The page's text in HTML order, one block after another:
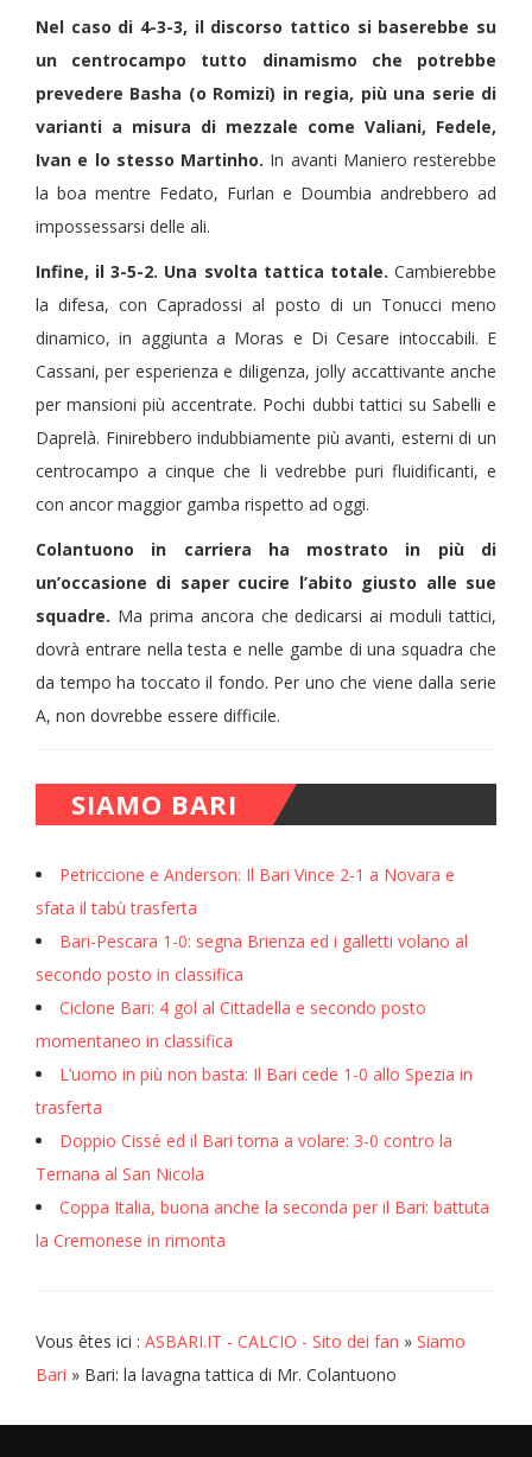
Nel caso di 4-3-3, il discorso tattico si baserebbe su
un centrocampo tutto dinamismo che potrebbe
prevedere Basha (o Romizi) in regia, più una serie di
varianti a misura di mezzale come Valiani, Fedele,
Ivan e lo stesso Martinho. In avanti Maniero resterebbe
la boa mentre Fedato, Furlan e Doumbia andrebbero ad
impossessarsi delle ali.
Infine, il 3-5-2. Una svolta tattica totale. Cambierebbe
la difesa, con Capradossi al posto di un Tonucci meno
dinamico, in aggiunta a Moras e Di Cesare intoccabili. E
Cassani, per esperienza e diligenza, jolly accattivante anche
per mansioni più accentrate. Pochi dubbi tattici su Sabelli e
Daprelà. Finirebbero indubbiamente più avanti, esterni di un
centrocampo a cinque che li vedrebbe puri fluidificanti, e
con ancor maggior gamba rispetto ad oggi.
Colantuono in carriera ha mostrato in più di
un’occasione di saper cucire l’abito giusto alle sue
squadre. Ma prima ancora che dedicarsi ai moduli tattici,
dovrà entrare nella testa e nelle gambe di una squadra che
da tempo ha toccato il fondo. Per uno che viene dalla serie
A, non dovrebbe essere difficile.
SIAMO BARI
Petriccione e Anderson: Il Bari Vince 2-1 a Novara e
sfata il tabù trasferta
Bari-Pescara 1-0: segna Brienza ed i galletti volano al
secondo posto in classifica
Ciclone Bari: 4 gol al Cittadella e secondo posto
momentaneo in classifica
L’uomo in più non basta: Il Bari cede 1-0 allo Spezia in
trasferta
Doppio Cissé ed il Bari torna a volare: 3-0 contro la
Ternana al San Nicola
Coppa Italia, buona anche la seconda per il Bari: battuta
la Cremonese in rimonta
Vous êtes ici : ASBARI.IT - CALCIO - Sito dei fan » Siamo
Bari » Bari: la lavagna tattica di Mr. Colantuono